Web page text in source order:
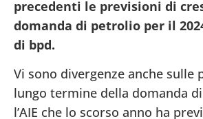
precedenti le previsioni di
domanda di petrolio per il
di bpd.
Vi sono divergenze anche sulle
lungo termine della domanda
l’AIE che lo scorso anno ha